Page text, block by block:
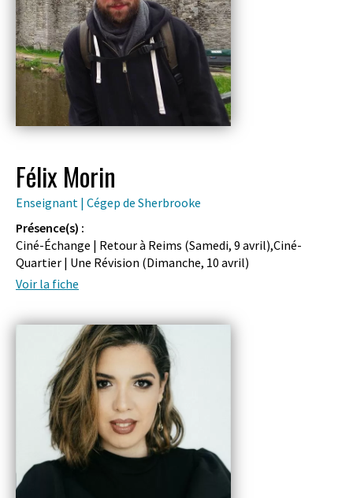
Félix Morin
Enseignant | Cégep de Sherbrooke
Présence(s) :
Ciné-Échange | Retour à Reims (Samedi, 9 avril),Ciné-
Quartier | Une Révision (Dimanche, 10 avril)
Voir la fiche